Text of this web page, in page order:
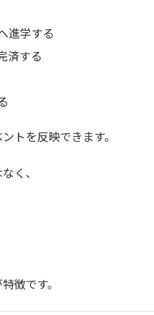
進学する
済する
トを反映できます。
く、
徴です。